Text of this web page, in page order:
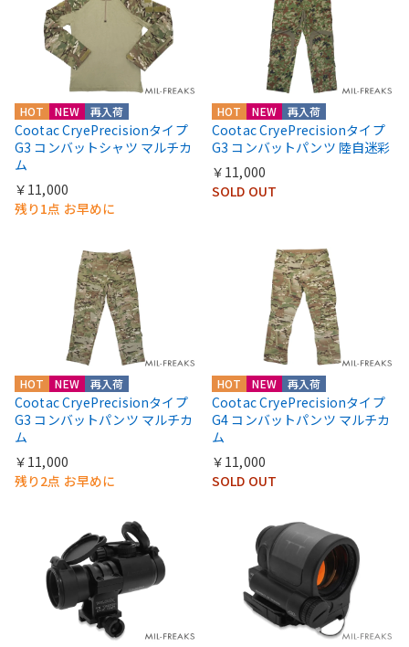
HOT NEW 再入荷
Cootac CryePrecisionタイプ
G3 コンバットシャツ マルチカ
ム
￥11,000
残り1点 お早めに
HOT NEW 再入荷
Cootac CryePrecisionタイプ
G3 コンバットパンツ 陸自迷彩
￥11,000
SOLD OUT
HOT NEW 再入荷
Cootac CryePrecisionタイプ
G3 コンバットパンツ マルチカ
ム
￥11,000
残り2点 お早めに
HOT NEW 再入荷
Cootac CryePrecisionタイプ
G4 コンバットパンツ マルチカ
ム
￥11,000
SOLD OUT